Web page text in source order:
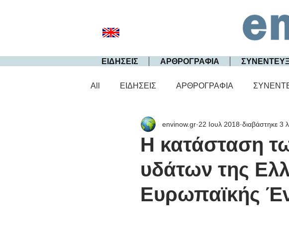
ΕΙΔΗΣΕΙΣ ΑΡΘΡΟΓΡΑΦΙΑ
All ΕΙΔΗΣΕΙΣ ΑΡΘΡΟΓΡΑΦΙΑ
Η κατάσταση
υδάτων της
Ευρωπαϊκής
envinow.gr 22 Ιουλ 2018 διαβάστηκε 3